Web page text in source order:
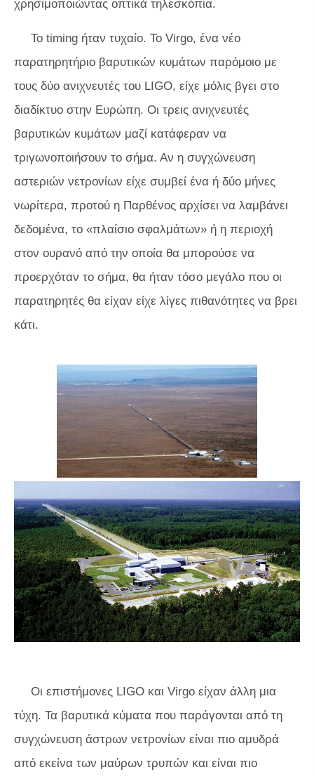
χρησιμοποιώντας οπτικά τηλεσκόπια.
Το timing ήταν τυχαίο. Το Virgo, ένα νέο
παρατηρητήριο βαρυτικών κυμάτων παρόμοιο με
τους δύο ανιχνευτές του LIGO, είχε μόλις βγει στο
διαδίκτυο στην Ευρώπη. Οι τρεις ανιχνευτές
βαρυτικών κυμάτων μαζί κατάφεραν να
τριγωνοποιήσουν το σήμα. Αν η συγχώνευση
αστεριών νετρονίων είχε συμβεί ένα ή δύο μήνες
νωρίτερα, προτού η Παρθένος αρχίσει να λαμβάνει
δεδομένα, το «πλαίσιο σφαλμάτων» ή η περιοχή
στον ουρανό από την οποία θα μπορούσε να
προερχόταν το σήμα, θα ήταν τόσο μεγάλο που οι
παρατηρητές θα είχαν είχε λίγες πιθανότητες να βρει
κάτι.
Οι επιστήμονες LIGO και Virgo είχαν άλλη μια
τύχη. Τα βαρυτικά κύματα που παράγονται από τη
συγχώνευση άστρων νετρονίων είναι πιο αμυδρά
από εκείνα των μαύρων τρυπών και είναι πιο